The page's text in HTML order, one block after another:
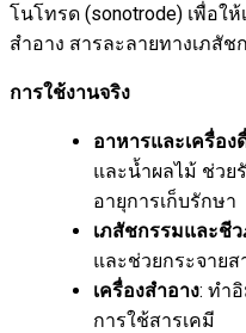
โนโทรด (sonotrode) เพื่อใ
สำอาง สารละลายทางเภสั
การใช้งานจริง
อาหารและเครื่อง
และน้ำผลไม้ ช่ว
อายุการเก็บรักษา
เภสัชกรรมและชี
และช่วยกระจาย
เครื่องสำอาง: ทำ
การใช้สารเคมี